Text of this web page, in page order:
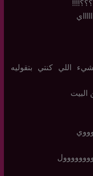
اللي كنتي بتقوليه
البيت